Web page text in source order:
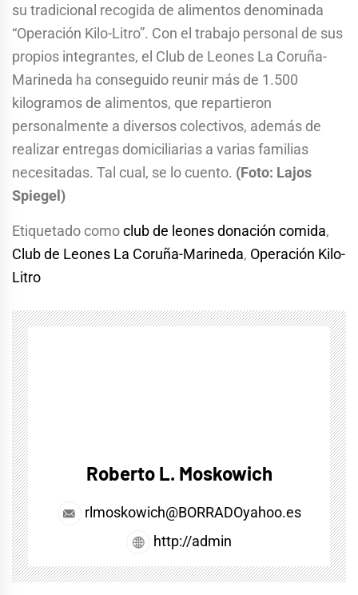
su tradicional recogida de alimentos denominada
“Operación Kilo-Litro”. Con el trabajo personal de sus
propios integrantes, el Club de Leones La Coruña-
Marineda ha conseguido reunir más de 1.500
kilogramos de alimentos, que repartieron
personalmente a diversos colectivos, además de
realizar entregas domiciliarias a varias familias
necesitadas. Tal cual, se lo cuento. (Foto: Lajos
Spiegel)
Etiquetado comoclub de leones donación comida,
Club de Leones La Coruña-Marineda, Operación Kilo-
Litro
Roberto L. Moskowich
rlmoskowich@BORRADOyahoo.es
http://admin